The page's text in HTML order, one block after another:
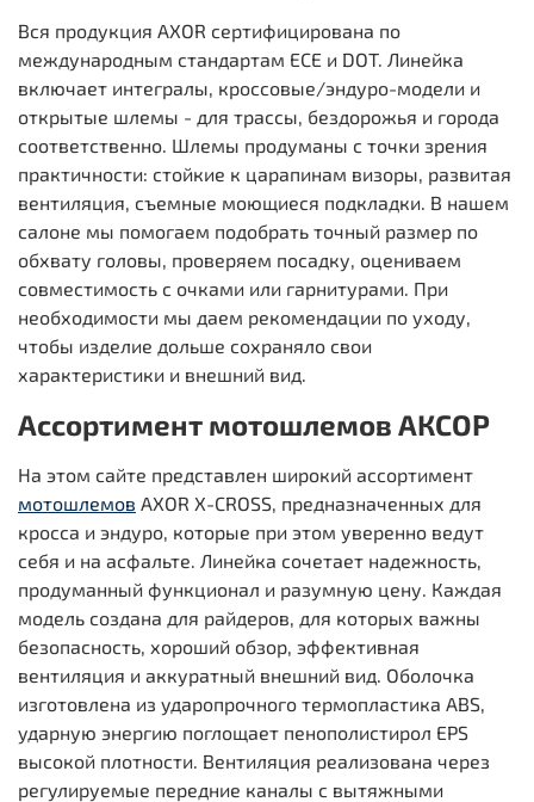
Вся продукция AXOR сертифицирована по
международным стандартам ECE и DOT. Линейка
включает интегралы, кроссовые/эндуро-модели и
открытые шлемы - для трассы, бездорожья и города
соответственно. Шлемы продуманы с точки зрения
практичности: стойкие к царапинам визоры, развитая
вентиляция, съемные моющиеся подкладки. В нашем
салоне мы помогаем подобрать точный размер по
обхвату головы, проверяем посадку, оцениваем
совместимость с очками или гарнитурами. При
необходимости мы даем рекомендации по уходу,
чтобы изделие дольше сохраняло свои
характеристики и внешний вид.
Ассортимент мотошлемов АКСОР
На этом сайте представлен широкий ассортимент
мотошлемов AXOR X-CROSS, предназначенных для
кросса и эндуро, которые при этом уверенно ведут
себя и на асфальте. Линейка сочетает надежность,
продуманный функционал и разумную цену. Каждая
модель создана для райдеров, для которых важны
безопасность, хороший обзор, эффективная
вентиляция и аккуратный внешний вид. Оболочка
изготовлена из ударопрочного термопластика ABS,
ударную энергию поглощает пенополистирол EPS
высокой плотности. Вентиляция реализована через
регулируемые передние каналы с вытяжными